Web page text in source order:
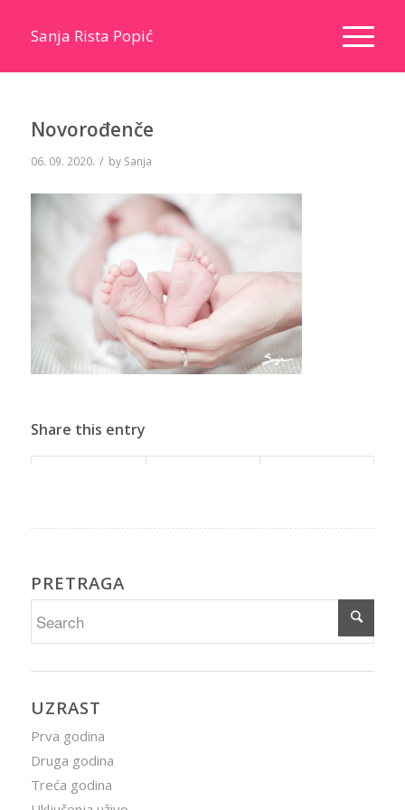
Sanja Rista Popić
Novorođenče
06. 09. 2020. / by Sanja
Share this entry
PRETRAGA
UZRAST
Prva godina
Druga godina
Treća godina